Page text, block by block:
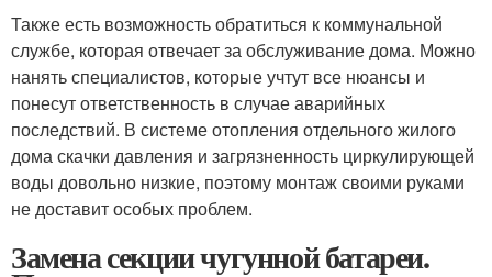
Также есть возможность обратиться к коммунальной
службе, которая отвечает за обслуживание дома. Можно
нанять специалистов, которые учтут все нюансы и
понесут ответственность в случае аварийных
последствий. В системе отопления отдельного жилого
дома скачки давления и загрязненность циркулирующей
воды довольно низкие, поэтому монтаж своими руками
не доставит особых проблем.
Замена секции чугунной батареи.